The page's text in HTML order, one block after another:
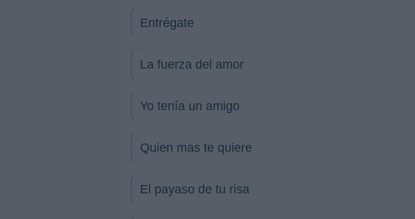
Entrégate
La fuerza del amor
Yo tenía un amigo
Quien mas te quiere
El payaso de tu risa